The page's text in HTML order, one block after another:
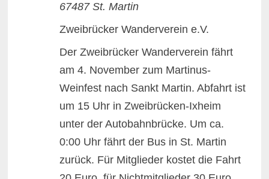
67487 St. Martin
Zweibrücker Wanderverein e.V.
Der Zweibrücker Wanderverein fährt
am 4. November zum Martinus-
Weinfest nach Sankt Martin. Abfahrt ist
um 15 Uhr in Zweibrücken-Ixheim
unter der Autobahnbrücke. Um ca.
0:00 Uhr fährt der Bus in St. Martin
zurück. Für Mitglieder kostet die Fahrt